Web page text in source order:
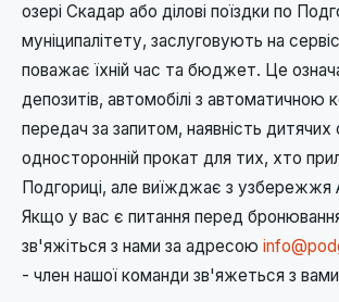
озері Скадар або ділові поїздки по
муніципалітету, заслуговують на
поважає їхній час та бюджет. Це
депозитів, автомобілі з автоматичною
передач за запитом, наявність дитячих
односторонній прокат для тих, хто
Подгориці, але виїжджає з узбережжя
Якщо у вас є питання перед
зв'яжіться з нами за адресою
- член нашої команди зв'яжеться з